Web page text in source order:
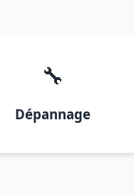
🔧
Dépannage